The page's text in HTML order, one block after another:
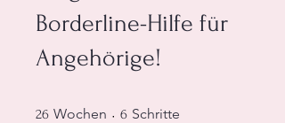
Borderline-Hilfe für
Angehörige!
26 Wochen 6 Schritte